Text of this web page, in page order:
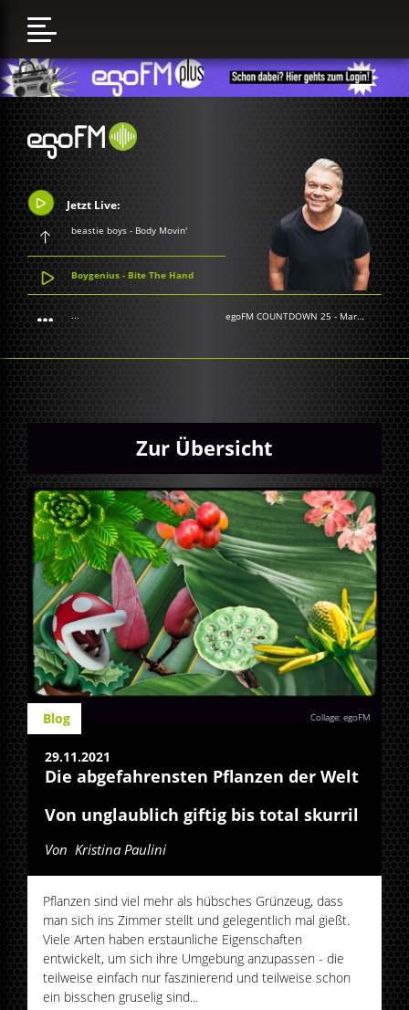
Jetzt Live:
beastie boys - Body Movin'
Boygenius - Bite The Hand
... egoFM COUNTDOWN 25 - Markus Kavka
Zur Übersicht
Collage: egoFM
Blog
29.11.2021
Die abgefahrensten Pflanzen der Welt
Von unglaublich giftig bis total skurril
Von Kristina Paulini
Pflanzen sind viel mehr als hübsches Grünzeug, dass
man sich ins Zimmer stellt und gelegentlich mal gießt.
Viele Arten haben erstaunliche Eigenschaften
entwickelt, um sich ihre Umgebung anzupassen - die
teilweise einfach nur faszinierend und teilweise schon
ein bisschen gruselig sind...